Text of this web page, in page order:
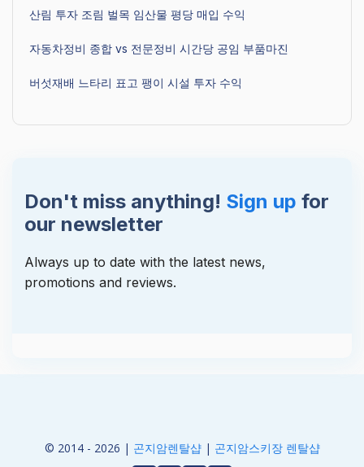
산림 투자 조림 벌목 임산물 평당 매입 수익
자동차정비 종합 vs 전문정비 시간당 공임 부품마진
버섯재배 느타리 표고 팽이 시설 투자 수익
Don't miss anything! Sign up for
our newsletter
Always up to date with the latest news,
promotions and reviews.
© 2014 - 2026 | 곤지암렌탈샵| 곤지암스키장 렌탈샵